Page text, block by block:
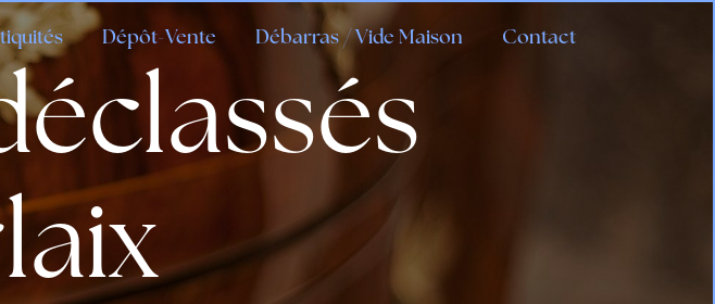
Dépôt-Vente Débarras / Vide Maison Contact